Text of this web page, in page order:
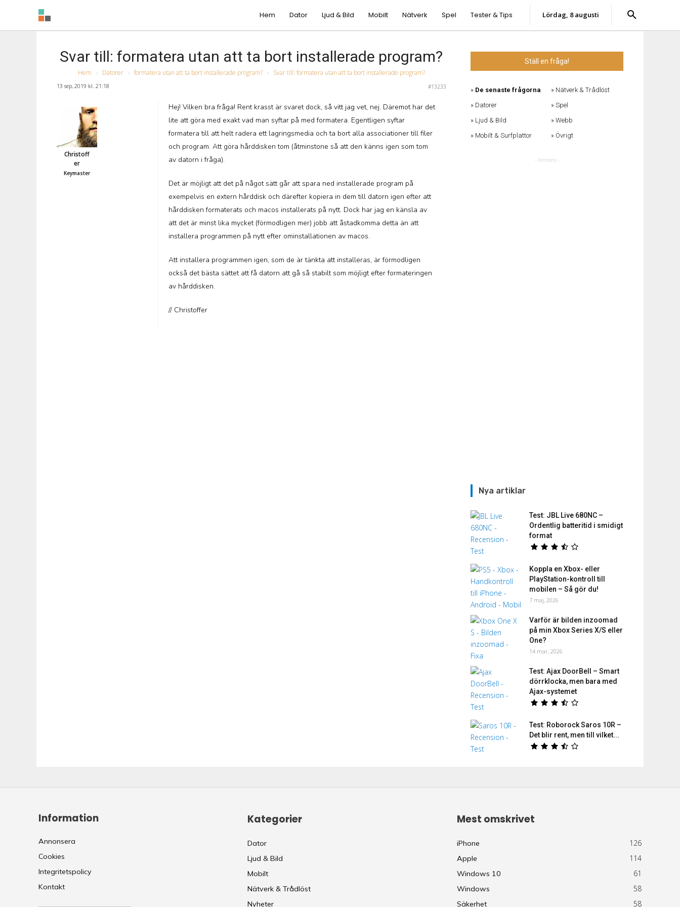
Hem Dator Ljud & Bild Mobilt Nätverk Spel Tester & Tips lördag, 8 augusti
Svar till: formatera utan att ta bort installerade program?
Hem › Datorer › formatera utan att ta bort installerade program? › Svar till: formatera utan att ta bort installerade program?
13 sep, 2019 kl. 21:18 #13233
Christoff
er
Keymaster
Hej! Vilken bra fråga! Rent krasst är svaret dock, så vitt jag vet, nej. Däremot har det
lite att göra med exakt vad man syftar på med formatera. Egentligen syftar
formatera till att helt radera ett lagringsmedia och ta bort alla associationer till filer
och program. Att göra hårddisken tom (åtminstone så att den känns igen som tom
av datorn i fråga).
Det är möjligt att det på något sätt går att spara ned installerade program på
exempelvis en extern hårddisk och därefter kopiera in dem till datorn igen efter att
hårddisken formaterats och macos installerats på nytt. Dock har jag en känsla av
att det är minst lika mycket (förmodligen mer) jobb att åstadkomma detta än att
installera programmen på nytt efter ominstallationen av macos.
Att installera programmen igen, som de är tänkta att installeras, är förmodligen
också det bästa sättet att få datorn att gå så stabilt som möjligt efter formateringen
av hårddisken.
// Christoffer
Ställ en fråga!
De senaste frågorna
Datorer
Ljud & Bild
Mobilt & Surfplattor
Nätverk & Trådlöst
Spel
Webb
Övrigt
Nya artiklar
Test: JBL Live 680NC –
Ordentlig batteritid i smidigt
format
Koppla en Xbox- eller
PlayStation-kontroll till
mobilen – Så gör du!
7 maj, 2026
Varför är bilden inzoomad
på min Xbox Series X/S eller
One?
14 mar, 2026
Test: Ajax DoorBell – Smart
dörrklocka, men bara med
Ajax-systemet
Test: Roborock Saros 10R –
Det blir rent, men till vilket...
Information
Annonsera
Cookies
Integritetspolicy
Kontakt
Kategorier
Dator
Ljud & Bild
Mobilt
Nätverk & Trådlöst
Nyheter
Mest omskrivet
iPhone 126
Apple 114
Windows 10 61
Windows 58
Säkerhet 58